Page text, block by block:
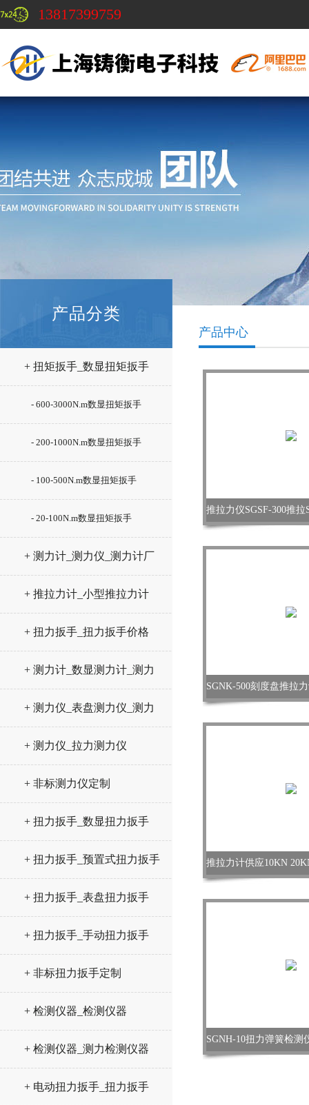
13817399759
产品分类
+ 扭矩扳手_数显扭矩扳手
- 600-3000N.m数显扭矩扳手
- 200-1000N.m数显扭矩扳手
- 100-500N.m数显扭矩扳手
- 20-100N.m数显扭矩扳手
+ 测力计_测力仪_测力计厂
家
+ 推拉力计_小型推拉力计
+ 扭力扳手_扭力扳手价格
+ 测力计_数显测力计_测力
仪
+ 测力仪_表盘测力仪_测力
计
+ 测力仪_拉力测力仪
+ 非标测力仪定制
+ 扭力扳手_数显扭力扳手
+ 扭力扳手_预置式扭力扳手
+ 扭力扳手_表盘扭力扳手
+ 扭力扳手_手动扭力扳手
+ 非标扭力扳手定制
+ 检测仪器_检测仪器
+ 检测仪器_测力检测仪器
+ 电动扭力扳手_扭力扳手
产品中心